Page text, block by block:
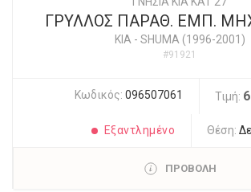
ΓΡΥΛΛΟΣ ΠΑΡΑΘ. ΕΜΠ.
KIA - SHUMA (1996-2001)
#91921
Κωδικός: 096507061 Τιμή:
Εξαντλημένο Θέση:
ΠΡΟΒΟΛΗ